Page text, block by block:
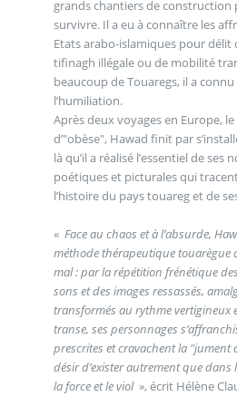
grands chantiers de
survivre. Il a eu à connaître les
Etats arabo-islamiques pour délit
tifinagh illégale ou de mobilité
beaucoup de Touaregs, il a connu
l’humiliation.
Après deux voyages en Europe,
d’"obèse", Hawad finit par
là qu’il a réalisé l’essentiel de
poétiques et picturales qui
l’histoire du pays touareg et de
« Face au chaos et à l’absurde,
méthode thérapeutique touarègue
mal : par la répétition frénétique
sons et des images ressassés,
transformés au rythme vertigineux et
transe, ses personnages
prescrites et cravachent la "jument
désir d’exister autrement que
la force et le viol », écrit Hélène